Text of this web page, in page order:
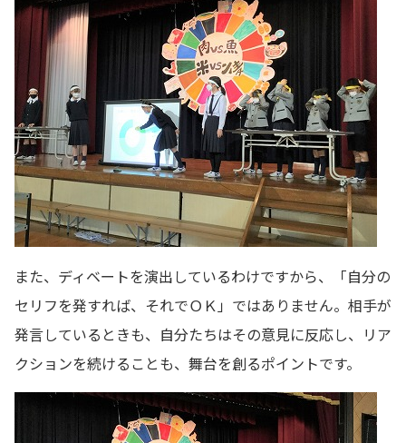
また、ディベートを演出しているわけですから、「自分の
セリフを発すれば、それでＯＫ」ではありません。相手が
発言しているときも、自分たちはその意見に反応し、リア
クションを続けることも、舞台を創るポイントです。